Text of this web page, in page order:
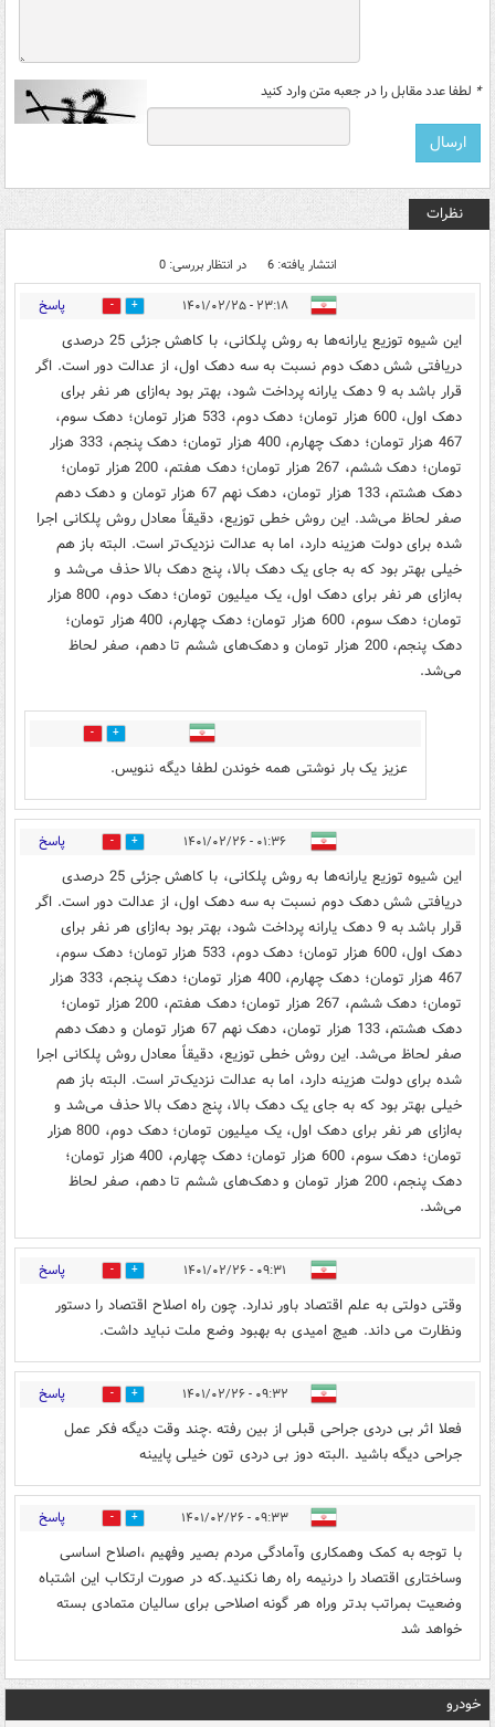
* لطفا عدد مقابل را در جعبه متن وارد کنید
نظرات
انتشار یافته: 6 در انتظار بررسی: 0
۲۳:۱۸ - ۱۴۰۱/۰۲/۲۵ 3 پاسخ
این شیوه‌ توزیع یارانه‌ها به روش پلکانی، با کاهش جزئی 25 درصدی
دریافتی شش دهک دوم نسبت به سه دهک اول، از عدالت دور است. اگر
قرار باشد به 9 دهک یارانه پرداخت شود، بهتر بود به‌ازای هر نفر برای
دهک اول، 600 هزار تومان؛ دهک دوم، 533 هزار تومان؛ دهک سوم،
467 هزار تومان؛ دهک چهارم، 400 هزار تومان؛ دهک پنجم، 333 هزار
تومان؛ دهک ششم، 267 هزار تومان؛ دهک هفتم، 200 هزار تومان؛
دهک هشتم، 133 هزار تومان، دهک نهم 67 هزار تومان و دهک دهم
صفر لحاظ می‌شد. این روش خطی توزیع، دقیقاً معادل روش پلکانی اجرا
شده برای دولت هزینه دارد، اما به عدالت نزدیک‌تر است. البته باز هم
خیلی بهتر بود که به جای یک دهک بالا، پنج دهک بالا حذف می‌شد و
به‌ازای هر نفر برای دهک اول، یک میلیون تومان؛ دهک دوم، 800 هزار
تومان؛ دهک سوم، 600 هزار تومان؛ دهک چهارم، 400 هزار تومان؛
دهک پنجم، 200 هزار تومان و دهک‌های ششم تا دهم، صفر لحاظ
می‌شد.
1
عزیز یک بار نوشتی همه خوندن لطفا دیگه ننویس.
۰۱:۳۶ - ۱۴۰۱/۰۲/۲۶ 1 پاسخ
این شیوه‌ توزیع یارانه‌ها به روش پلکانی، با کاهش جزئی 25 درصدی
دریافتی شش دهک دوم نسبت به سه دهک اول، از عدالت دور است. اگر
قرار باشد به 9 دهک یارانه پرداخت شود، بهتر بود به‌ازای هر نفر برای
دهک اول، 600 هزار تومان؛ دهک دوم، 533 هزار تومان؛ دهک سوم،
467 هزار تومان؛ دهک چهارم، 400 هزار تومان؛ دهک پنجم، 333 هزار
تومان؛ دهک ششم، 267 هزار تومان؛ دهک هفتم، 200 هزار تومان؛
دهک هشتم، 133 هزار تومان، دهک نهم 67 هزار تومان و دهک دهم
صفر لحاظ می‌شد. این روش خطی توزیع، دقیقاً معادل روش پلکانی اجرا
شده برای دولت هزینه دارد، اما به عدالت نزدیک‌تر است. البته باز هم
خیلی بهتر بود که به جای یک دهک بالا، پنج دهک بالا حذف می‌شد و
به‌ازای هر نفر برای دهک اول، یک میلیون تومان؛ دهک دوم، 800 هزار
تومان؛ دهک سوم، 600 هزار تومان؛ دهک چهارم، 400 هزار تومان؛
دهک پنجم، 200 هزار تومان و دهک‌های ششم تا دهم، صفر لحاظ
می‌شد.
۰۹:۳۱ - ۱۴۰۱/۰۲/۲۶ 3 پاسخ
وقتی دولتی به علم اقتصاد باور ندارد. چون راه اصلاح اقتصاد را دستور
ونظارت می داند. هیچ امیدی به بهبود وضع ملت نباید داشت.
۰۹:۳۲ - ۱۴۰۱/۰۲/۲۶ 1 پاسخ
فعلا اثر بی دردی جراحی قبلی از بین رفته .چند وقت دیگه فکر عمل
جراحی دیگه باشید .البته دوز بی دردی تون خیلی پایینه
۰۹:۳۳ - ۱۴۰۱/۰۲/۲۶ 2 پاسخ
با توجه به کمک وهمکاری وآمادگی مردم بصیر وفهیم ،اصلاح اساسی
وساختاری اقتصاد را درنیمه راه رها نکنید.که در صورت ارتکاب این اشتباه
وضعیت بمراتب بدتر وراه هر گونه اصلاحی برای سالیان متمادی بسته
خواهد شد
خودرو